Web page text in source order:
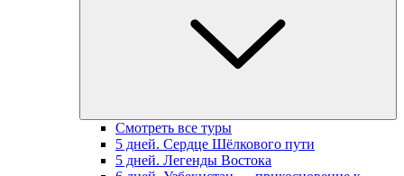
Смотреть все туры
5 дней. Сердце Шёлкового пути
5 дней. Легенды Востока